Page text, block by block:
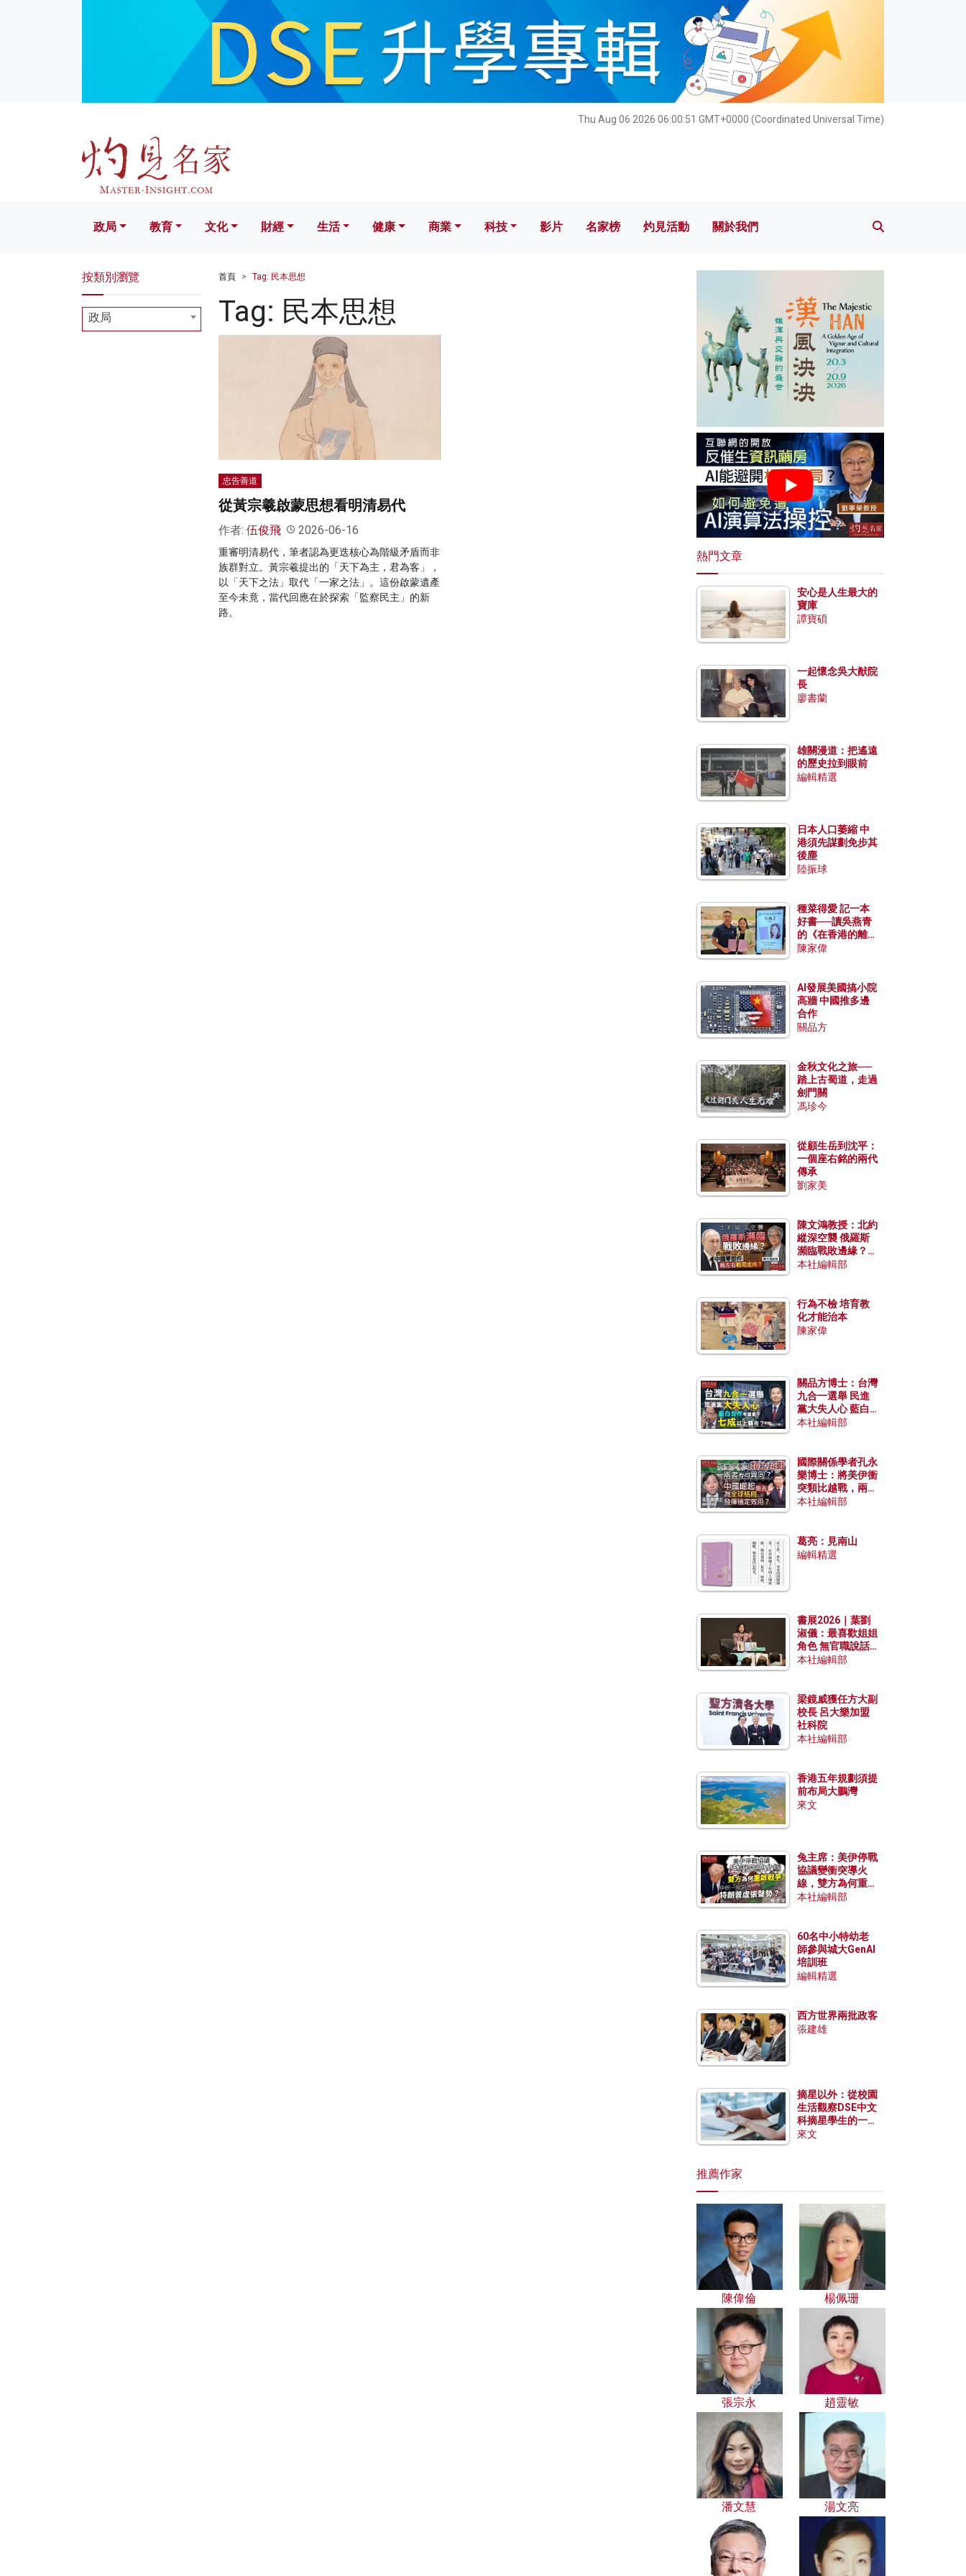
Thu Aug 06 2026 06:00:52 GMT+0000 (Coordinated Universal Time)
文化 財經 生活 健康 科技 影片 名家榜 灼見活動 關於我們
政局 教育 文化 財經 生活 健康 商業 科技 影片 名家榜 灼見活動 關於我們
首頁 Tag: 民本思想
Tag: 民本思想
忠告善道
從黃宗羲啟蒙思想看明清易代
作者: 伍俊飛 2026-06-16
重審明清易代，筆者認為更迭核心為階級矛盾而非
族群對立。黃宗羲提出的「天下為主，君為客」，
以「天下之法」取代「一家之法」。這份啟蒙遺產
至今未竟，當代回應在於探索「監察民主」的新
路。
按類別瀏覽
政局
熱門文章
安心是人生最大的
寶庫
譚寶碩
一起懷念吳大猷院
長
廖書蘭
雄關漫道：把遙遠
的歷史拉到眼前
編輯精選
日本人口萎縮 中
港須先謀劃免步其
後塵
陸振球
種菜得愛 記一本
好書──讀吳燕青
的《在香港的離島
種菜》
陳家偉
AI發展美國搞小院
高牆 中國推多邊
合作
關品方
金秋文化之旅──
踏上古蜀道，走過
劍門關
馮珍今
從顧生岳到沈平：
一個座右銘的兩代
傳承
劉家美
陳文鴻教授：北約
縱深空襲 俄羅斯
瀕臨戰敗邊緣？中
國零部件能左右戰
本社編輯部
行為不檢 培育教
化才能治本
陳家偉
關品方博士：台灣
九合一選舉 民進
黨大失人心 藍白
合作有望拿下七成
本社編輯部
國際關係學者孔永
樂博士：將美伊衝
突類比越戰，兩者
有何異同？中國崛
本社編輯部
葛亮：見南山
編輯精選
書展2026｜葉劉
淑儀：最喜歡姐姐
角色 無官職說話
包袱少
本社編輯部
梁鏡威獲任方大副
校長 呂大樂加盟
社科院
本社編輯部
香港五年規劃須提
前布局大鵬灣
來文
兔主席：美伊停戰
協議變衝突導火
線，雙方為何重啟
戰爭？伊朗一早洞
本社編輯部
60名中小特幼老
師參與城大GenAI
培訓班
編輯精選
西方世界兩批政客
張建雄
摘星以外：從校園
生活觀察DSE中文
科摘星學生的一點
特質
來文
推薦作家
陳偉倫 楊佩珊
張宗永 趙靈敏
潘文慧 湯文亮